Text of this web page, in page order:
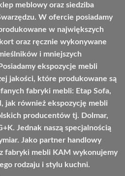
meblowy oraz siedziba
W ofercie posiadamy
w największych
oraz ręcznie wykonywane
i mniejszych
ekspozycje mebli
jakości, które produkowane są
fabryki mebli: Etap Sofa,
jak również ekspozycję mebli
producentów tj. Dolmar,
Jednak naszą specjalnością
Jako partner handlowy
fabryki mebli KAM wykonujemy
rodzaju i stylu kuchni.